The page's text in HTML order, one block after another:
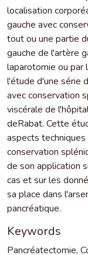
localisation
gauche avec
tout ou une partie
gauche de l'artère
laparotomie ou par
l'étude d'une série
avec conservation
viscérale de
deRabat. Cette
aspects
conservation
de son application
cas et sur les
sa place dans
pancréatique.
Keywords
Pancréatectomie,